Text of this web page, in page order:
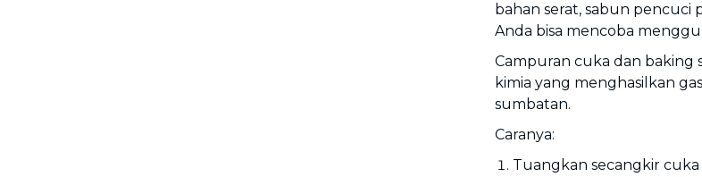
bahan serat, sabun pencuci
Anda bisa mencoba
Campuran cuka dan baking
kimia yang menghasilkan
sumbatan.
Caranya:
Tuangkan secangkir